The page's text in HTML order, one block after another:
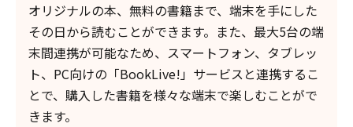
オリジナルの本、無料の書籍まで、端末を手にした
その日から読むことができます。また、最大5台の端
末間連携が可能なため、スマートフォン、タブレッ
ト、PC向けの「BookLive!」サービスと連携するこ
とで、購入した書籍を様々な端末で楽しむことがで
きます。